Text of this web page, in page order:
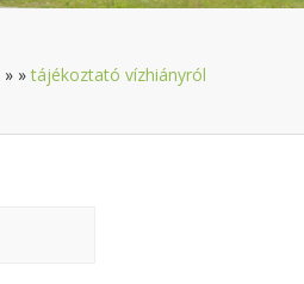
» »tájékoztató vízhiányról